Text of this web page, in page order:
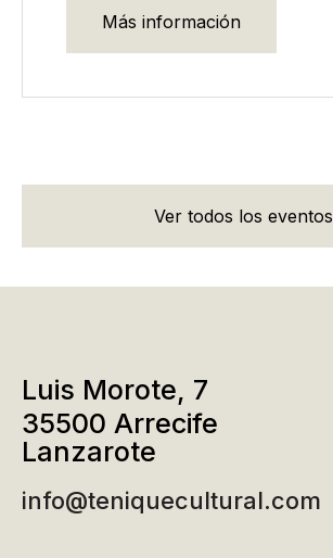
Más información
Ver todos los eventos
Luis Morote, 7
35500 Arrecife
Lanzarote
info@teniquecultural.com